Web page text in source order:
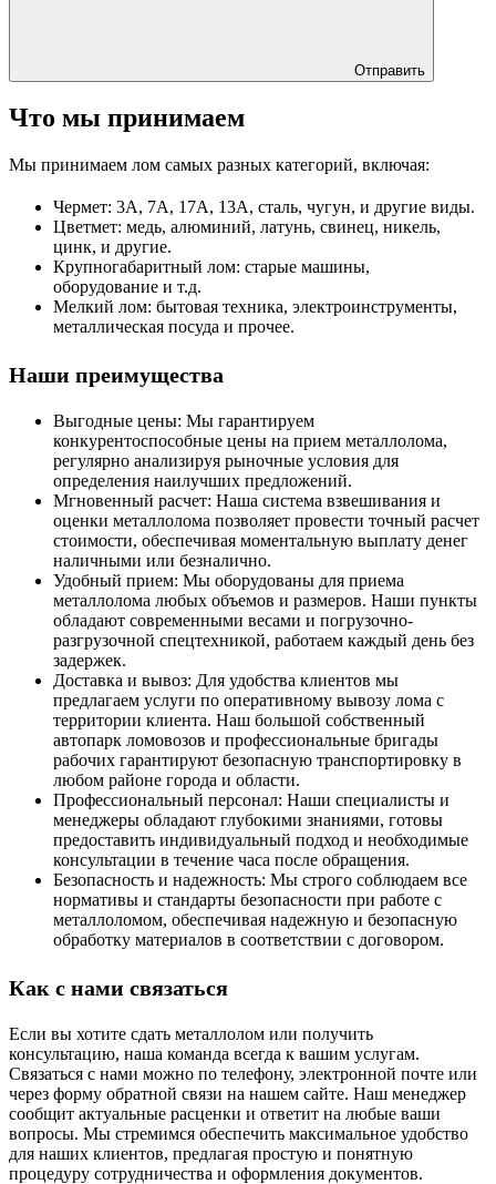
Отправить
Что мы принимаем
Мы принимаем лом самых разных категорий, включая:
Чермет: 3А, 7А, 17А, 13А, сталь, чугун, и другие виды.
Цветмет: медь, алюминий, латунь, свинец, никель,
цинк, и другие.
Крупногабаритный лом: старые машины,
оборудование и т.д.
Мелкий лом: бытовая техника, электроинструменты,
металлическая посуда и прочее.
Наши преимущества
Выгодные цены: Мы гарантируем
конкурентоспособные цены на прием металлолома,
регулярно анализируя рыночные условия для
определения наилучших предложений.
Мгновенный расчет: Наша система взвешивания и
оценки металлолома позволяет провести точный расчет
стоимости, обеспечивая моментальную выплату денег
наличными или безналично.
Удобный прием: Мы оборудованы для приема
металлолома любых объемов и размеров. Наши пункты
обладают современными весами и погрузочно-
разгрузочной спецтехникой, работаем каждый день без
задержек.
Доставка и вывоз: Для удобства клиентов мы
предлагаем услуги по оперативному вывозу лома с
территории клиента. Наш большой собственный
автопарк ломовозов и профессиональные бригады
рабочих гарантируют безопасную транспортировку в
любом районе города и области.
Профессиональный персонал: Наши специалисты и
менеджеры обладают глубокими знаниями, готовы
предоставить индивидуальный подход и необходимые
консультации в течение часа после обращения.
Безопасность и надежность: Мы строго соблюдаем все
нормативы и стандарты безопасности при работе с
металлоломом, обеспечивая надежную и безопасную
обработку материалов в соответствии с договором.
Как с нами связаться
Если вы хотите сдать металлолом или получить
консультацию, наша команда всегда к вашим услугам.
Связаться с нами можно по телефону, электронной почте или
через форму обратной связи на нашем сайте. Наш менеджер
сообщит актуальные расценки и ответит на любые ваши
вопросы. Мы стремимся обеспечить максимальное удобство
для наших клиентов, предлагая простую и понятную
процедуру сотрудничества и оформления документов.